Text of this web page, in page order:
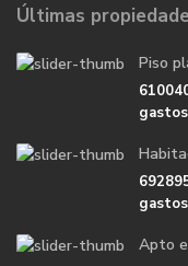
Últimas
Piso
gastos
gastos
Apto